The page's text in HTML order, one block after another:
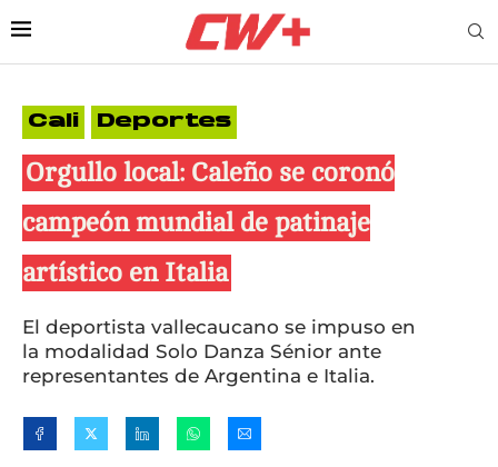
Cali Deportes
Orgullo local: Caleño se coronó
campeón mundial de patinaje
artístico en Italia
El deportista vallecaucano se impuso en
la modalidad Solo Danza Sénior ante
representantes de Argentina e Italia.